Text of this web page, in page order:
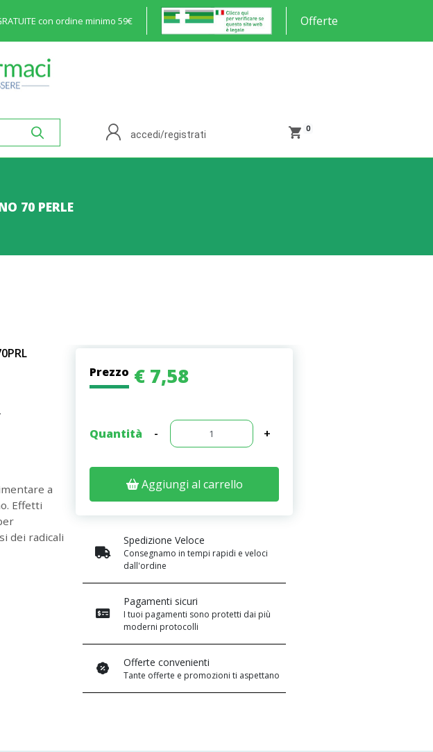
con ordine minimo 59€ Offerte
accedi/registrati
0
70 PERLE
a
Effetti
dei radicali
Prezzo € 7,58
Quantità - +
Aggiungi al carrello
Spedizione Veloce
Consegnamo in tempi rapidi e veloci
dall'ordine
Pagamenti sicuri
I tuoi pagamenti sono protetti dai più
moderni protocolli
Offerte convenienti
Tante offerte e promozioni ti aspettano